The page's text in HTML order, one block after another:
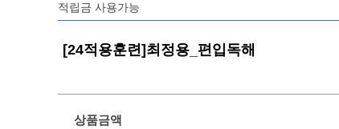
적립금 사용가능
[24적용훈련]최정용_편입독해
상품금액